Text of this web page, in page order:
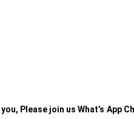
Please join us What’s App